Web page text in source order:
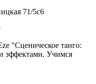
71/5с6
"Сценическое танго:
эффектами. Учимся